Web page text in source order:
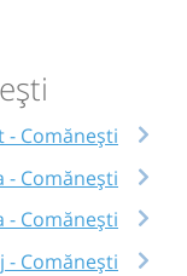
- Comănești
- Comănești
- Comănești
- Comănești